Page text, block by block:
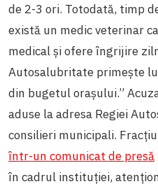
de 2-3 ori. Totodată, timp
există un medic veterinar
medical și ofere îngrijire
Autosalubritate primește
din bugetul orașului.”
aduse la adresa Regiei
consilieri municipali.
într-un comunicat de presă
în cadrul instituției,